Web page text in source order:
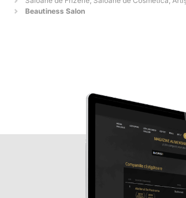
Beautiness Salon